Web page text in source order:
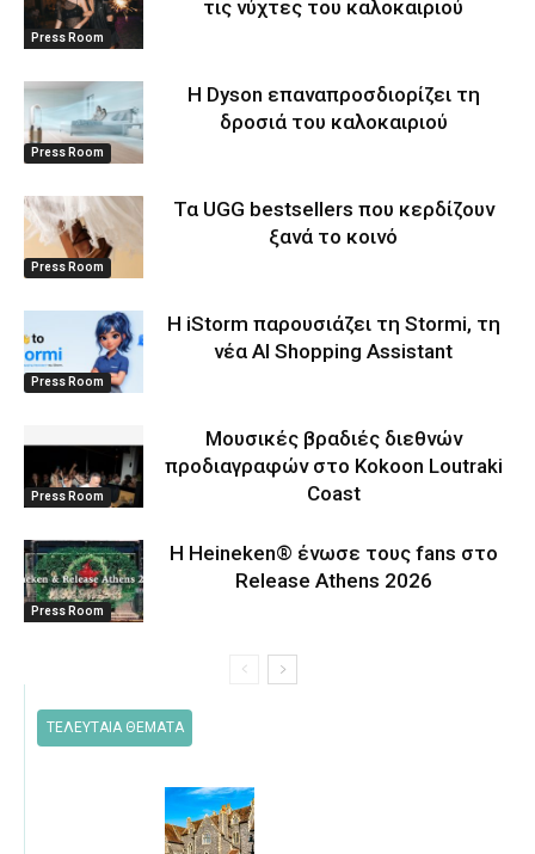
Press Room
τις νύχτες του καλοκαιριού
Press Room
Η Dyson επαναπροσδιορίζει τη
δροσιά του καλοκαιριού
Press Room
Τα UGG bestsellers που κερδίζουν
ξανά το κοινό
Press Room
Η iStorm παρουσιάζει τη Stormi, τη
νέα AI Shopping Assistant
Press Room
Μουσικές βραδιές διεθνών
προδιαγραφών στο Kokoon Loutraki
Coast
Press Room
Η Heineken® ένωσε τους fans στο
Release Athens 2026
ΤΕΛΕΥΤΑΙΑ ΘΕΜΑΤΑ